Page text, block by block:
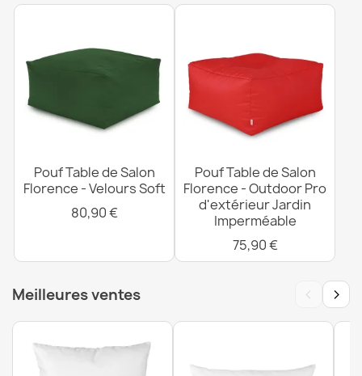
Pouf Table de Salon
Florence - Velours Soft
80,90 €
Pouf Table de Salon
Florence - Outdoor Pro
d'extérieur Jardin
Imperméable
75,90 €
Meilleures ventes ‹ ›